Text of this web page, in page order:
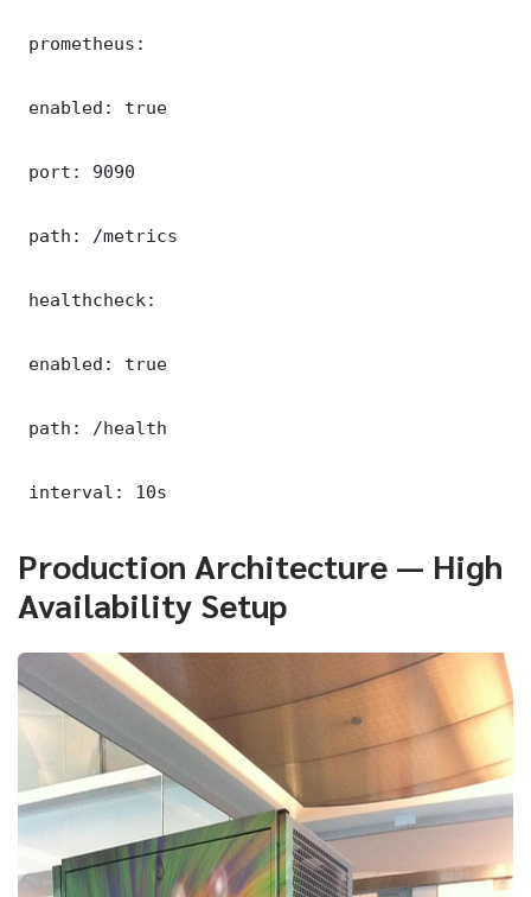
prometheus:
enabled: true
port: 9090
path: /metrics
healthcheck:
enabled: true
path: /health
interval: 10s
Production Architecture — High
Availability Setup